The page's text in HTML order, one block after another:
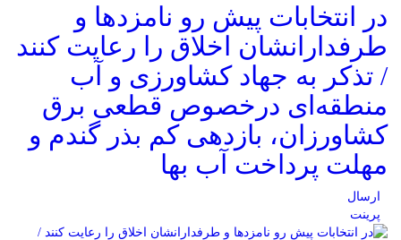
در انتخابات پیش رو نامزدها و
طرفدارانشان اخلاق را رعایت کنند
/ تذکر به جهاد کشاورزی و آب
منطقه‌ای درخصوص قطعی برق
کشاورزان، بازدهی کم بذر گندم و
مهلت پرداخت آب بها
ارسال
پرینت